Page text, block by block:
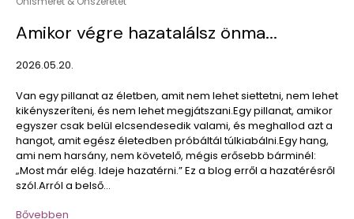
Amikor végre hazatalálsz önma...
2026.05.20.
Van egy pillanat az életben, amit nem lehet siettetni, nem lehet
kikényszeríteni, és nem lehet megjátszani.Egy pillanat, amikor
egyszer csak belül elcsendesedik valami, és meghallod azt a
hangot, amit egész életedben próbáltál túlkiabálni.Egy hang,
ami nem harsány, nem követelő, mégis erősebb bárminél:
„Most már elég. Ideje hazatérni.” Ez a blog erről a hazatérésről
szól.Arról a belső...
Bővebben